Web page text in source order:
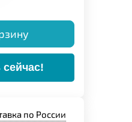
сейчас!
по России